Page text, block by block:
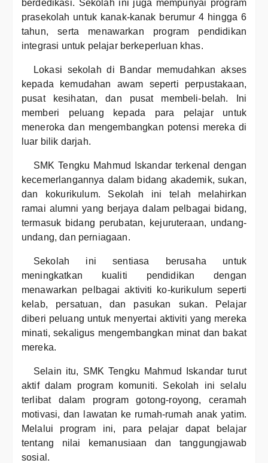
berdedikasi. Sekolah ini juga mempunyai program
prasekolah untuk kanak-kanak berumur 4 hingga 6
tahun, serta menawarkan program pendidikan
integrasi untuk pelajar berkeperluan khas.
Lokasi sekolah di Bandar memudahkan akses
kepada kemudahan awam seperti perpustakaan,
pusat kesihatan, dan pusat membeli-belah. Ini
memberi peluang kepada para pelajar untuk
meneroka dan mengembangkan potensi mereka di
luar bilik darjah.
SMK Tengku Mahmud Iskandar terkenal dengan
kecemerlangannya dalam bidang akademik, sukan,
dan kokurikulum. Sekolah ini telah melahirkan
ramai alumni yang berjaya dalam pelbagai bidang,
termasuk bidang perubatan, kejuruteraan, undang-
undang, dan perniagaan.
Sekolah ini sentiasa berusaha untuk
meningkatkan kualiti pendidikan dengan
menawarkan pelbagai aktiviti ko-kurikulum seperti
kelab, persatuan, dan pasukan sukan. Pelajar
diberi peluang untuk menyertai aktiviti yang mereka
minati, sekaligus mengembangkan minat dan bakat
mereka.
Selain itu, SMK Tengku Mahmud Iskandar turut
aktif dalam program komuniti. Sekolah ini selalu
terlibat dalam program gotong-royong, ceramah
motivasi, dan lawatan ke rumah-rumah anak yatim.
Melalui program ini, para pelajar dapat belajar
tentang nilai kemanusiaan dan tanggungjawab
sosial.